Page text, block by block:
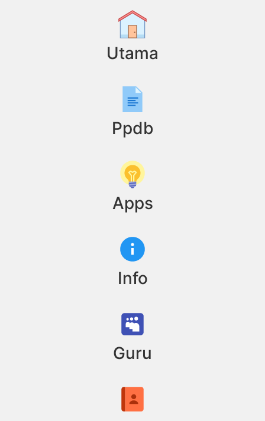
Utama
Ppdb
Apps
Info
Guru